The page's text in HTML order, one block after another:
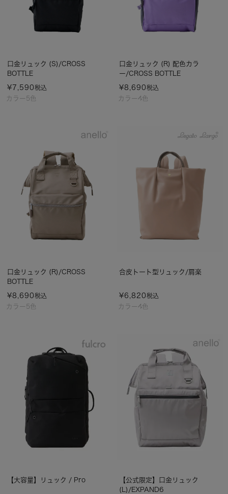
カラー5色
口金リュック (S)/CROSS
BOTTLE
¥ 7,590税込
カラー4色
口金リュック (R) 配色カラ
ー/CROSS BOTTLE
¥8,690税込
カラー5色
口金リュック (R)/CROSS
BOTTLE
¥8,690税込
カラー4色
合皮トート型リュック/肩楽
¥6,820税込
【大容量】リュック / Pro
【公式限定】口金リュック
(L)/EXPAND6